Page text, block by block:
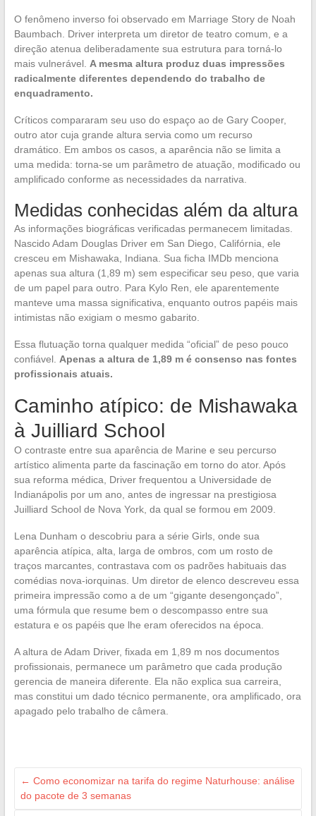
O fenômeno inverso foi observado em Marriage Story de Noah
Baumbach. Driver interpreta um diretor de teatro comum, e a
direção atenua deliberadamente sua estrutura para torná-lo
mais vulnerável. A mesma altura produz duas impressões
radicalmente diferentes dependendo do trabalho de
enquadramento.
Críticos compararam seu uso do espaço ao de Gary Cooper,
outro ator cuja grande altura servia como um recurso
dramático. Em ambos os casos, a aparência não se limita a
uma medida: torna-se um parâmetro de atuação, modificado ou
amplificado conforme as necessidades da narrativa.
Medidas conhecidas além da altura
As informações biográficas verificadas permanecem limitadas.
Nascido Adam Douglas Driver em San Diego, Califórnia, ele
cresceu em Mishawaka, Indiana. Sua ficha IMDb menciona
apenas sua altura (1,89 m) sem especificar seu peso, que varia
de um papel para outro. Para Kylo Ren, ele aparentemente
manteve uma massa significativa, enquanto outros papéis mais
intimistas não exigiam o mesmo gabarito.
Essa flutuação torna qualquer medida “oficial” de peso pouco
confiável. Apenas a altura de 1,89 m é consenso nas fontes
profissionais atuais.
Caminho atípico: de Mishawaka
à Juilliard School
O contraste entre sua aparência de Marine e seu percurso
artístico alimenta parte da fascinação em torno do ator. Após
sua reforma médica, Driver frequentou a Universidade de
Indianápolis por um ano, antes de ingressar na prestigiosa
Juilliard School de Nova York, da qual se formou em 2009.
Lena Dunham o descobriu para a série Girls, onde sua
aparência atípica, alta, larga de ombros, com um rosto de
traços marcantes, contrastava com os padrões habituais das
comédias nova-iorquinas. Um diretor de elenco descreveu essa
primeira impressão como a de um “gigante desengonçado”,
uma fórmula que resume bem o descompasso entre sua
estatura e os papéis que lhe eram oferecidos na época.
A altura de Adam Driver, fixada em 1,89 m nos documentos
profissionais, permanece um parâmetro que cada produção
gerencia de maneira diferente. Ela não explica sua carreira,
mas constitui um dado técnico permanente, ora amplificado, ora
apagado pelo trabalho de câmera.
← Como economizar na tarifa do regime Naturhouse: análise
do pacote de 3 semanas